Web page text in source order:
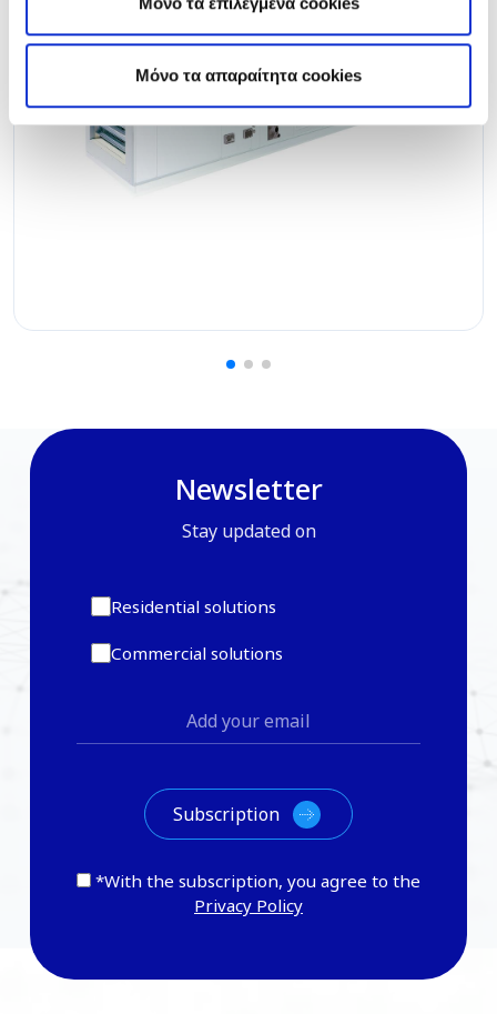
Mόνο τα απαραίτητα cookies
Newsletter
Stay updated on
Residential solutions
Commercial solutions
*With the subscription, you agree to the
Privacy Policy